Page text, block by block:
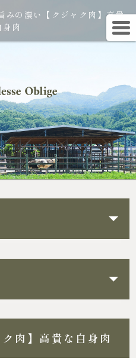
の濃い【クジャク肉】高貴
身肉
肉】高貴な白身肉